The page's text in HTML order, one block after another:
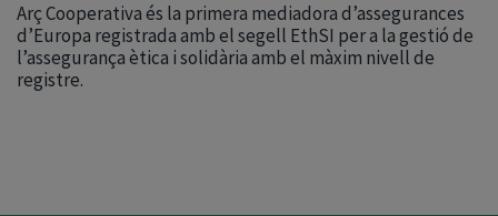
Arç Cooperativa és la primera mediadora d’assegurances
d’Europa registrada amb el segell EthSI per a la gestió de
l’assegurança ètica i solidària amb el màxim nivell de
registre.